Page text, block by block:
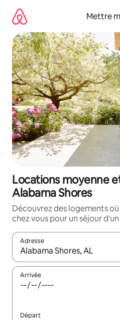
directement
contenu
Mettre
Locations moyenne
Alabama Shores
Découvrez des logements
chez vous pour un séjour
Adresse
Lorsque les résultats
Arrivée
Départ